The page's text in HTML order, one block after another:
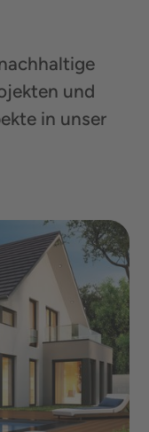
und
in unser